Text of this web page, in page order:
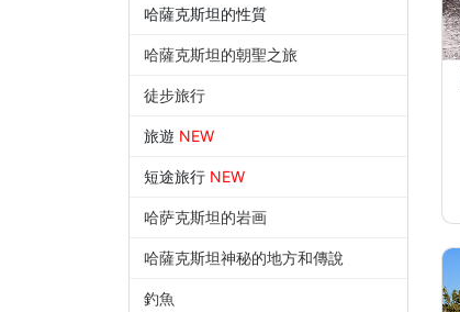
哈薩克斯坦的性質
哈薩克斯坦的朝聖之旅
徒步旅行
旅遊 NEW
短途旅行 NEW
哈萨克斯坦的岩画
哈薩克斯坦神秘的地方和傳說
釣魚